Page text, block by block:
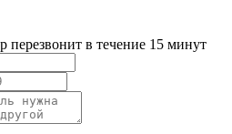
перезвонит в течение 15 минут